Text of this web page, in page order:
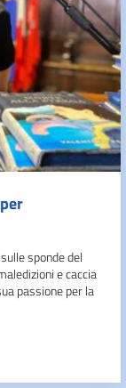
sponde del
e caccia
passione per la